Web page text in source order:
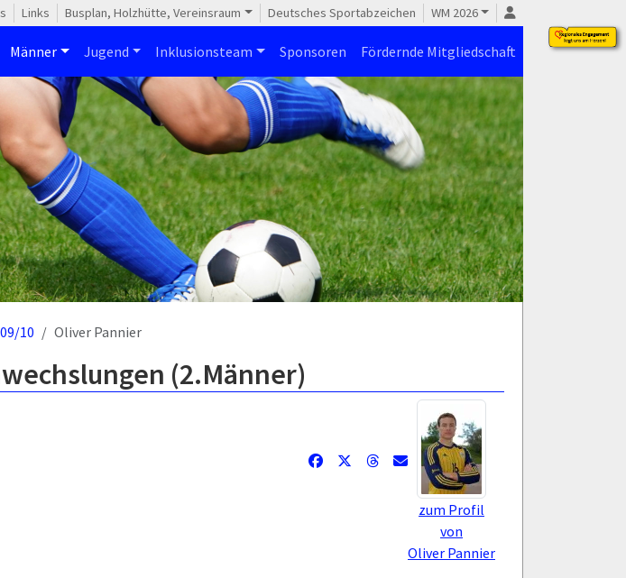
Links Busplan, Holzhütte, Vereinsraum Deutsches Sportabzeichen WM 2026
Männer Jugend Inklusionsteam Sponsoren Fördernde Mitgliedschaft
10 Oliver Pannier
(2.Männer)
zum Profil
von
Oliver Pannier